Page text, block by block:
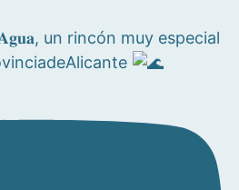
𝐀𝐠𝐮𝐚, un rincón muy especial